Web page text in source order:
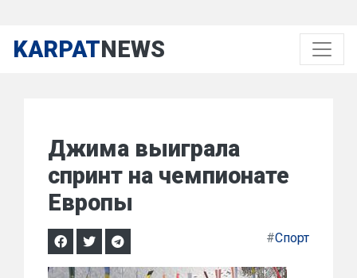
KARPATNEWS
Джима выиграла
спринт на чемпионате
Европы
#Спорт